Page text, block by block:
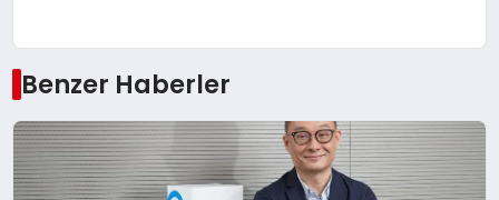
Benzer Haberler